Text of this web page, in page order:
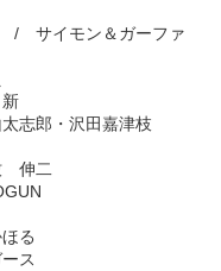
/ サイモン＆ガーファ
郎・沢田嘉津枝
伸二
る
ス